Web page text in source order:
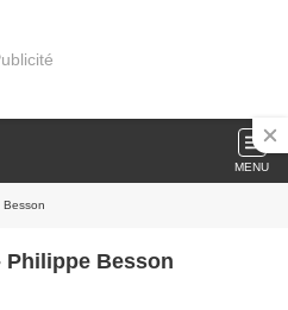
MENU
Besson
Philippe Besson